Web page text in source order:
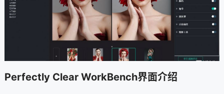
Perfectly Clear WorkBench界面介绍